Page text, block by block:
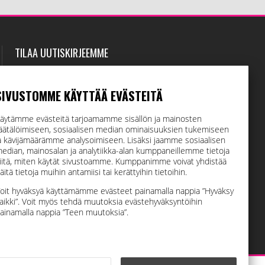
KÄYTTÄÄ EVÄSTEITÄ
evästeitä tarjoamamme sisällön ja mainosten
sosiaalisen median ominaisuuksien tukemiseen
kävijämäärämme analysoimiseen. Lisäksi jaamme sosiaalisen
mainosalan ja analytiikka-alan kumppaneillemme tietoja
miten käytät sivustoamme. Kumppanimme voivat yhdistää
tietoja muihin antamiisi tai kerättyihin tietoihin.
hyväksyä käyttämämme evästeet painamalla nappia ”Hyväksy
Voit myös tehdä muutoksia evästehyväksyntöihin
nappia ”Teen muutoksia”.
TILAA UUTISKIRJEEMME
suoraan sähköpostiisi.
Hyväksyn henkilötietojen tallentamisen (lue)
TILAA